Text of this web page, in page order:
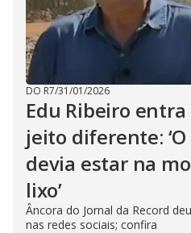
DO R7/31/01/2026
Edu Ribeiro
jeito diferente:
devia estar na
lixo’
Âncora do Jornal da Record
nas redes sociais; confira